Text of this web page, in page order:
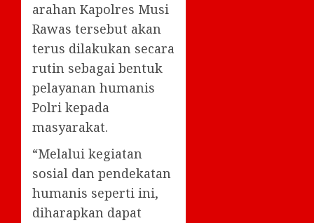
arahan Kapolres Musi
Rawas tersebut akan
terus dilakukan secara
rutin sebagai bentuk
pelayanan humanis
Polri kepada
masyarakat.
“Melalui kegiatan
sosial dan pendekatan
humanis seperti ini,
diharapkan dapat